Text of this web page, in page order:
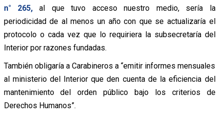
n° 265,
al que tuvo acceso nuestro medio, sería la
periodicidad de al menos un año con que se actualizaría el
protocolo o cada vez que lo requiriera la subsecretaría del
Interior por razones fundadas.
También obligaría a Carabineros a “emitir informes mensuales
al ministerio del Interior que den cuenta de la eficiencia del
mantenimiento del orden público bajo los criterios de
Derechos Humanos”.